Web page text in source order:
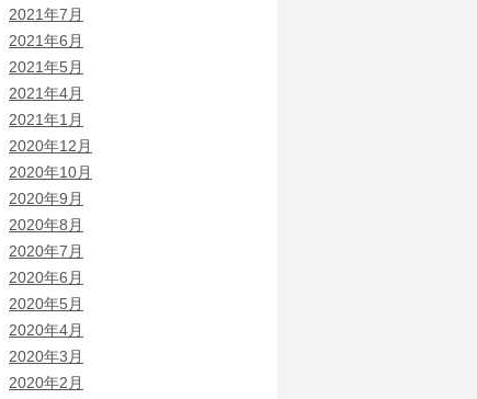
2021年7月
2021年6月
2021年5月
2021年4月
2021年1月
2020年12月
2020年10月
2020年9月
2020年8月
2020年7月
2020年6月
2020年5月
2020年4月
2020年3月
2020年2月